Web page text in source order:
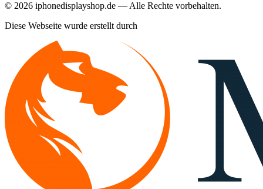
© 2026 iphonedisplayshop.de — Alle Rechte vorbehalten.
Diese Webseite wurde erstellt durch